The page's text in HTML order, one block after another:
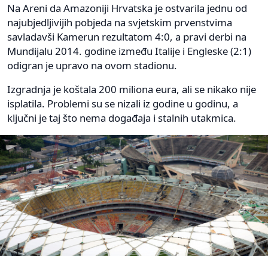
Na Areni da Amazoniji Hrvatska je ostvarila jednu od
najubjedljivijih pobjeda na svjetskim prvenstvima
savladavši Kamerun rezultatom 4:0, a pravi derbi na
Mundijalu 2014. godine između Italije i Engleske (2:1)
odigran je upravo na ovom stadionu.
Izgradnja je koštala 200 miliona eura, ali se nikako nije
isplatila. Problemi su se nizali iz godine u godinu, a
ključni je taj što nema događaja i stalnih utakmica.